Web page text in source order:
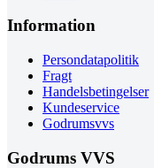
Information
Persondatapolitik
Fragt
Handelsbetingelser
Kundeservice
Godrumsvvs
Godrums VVS